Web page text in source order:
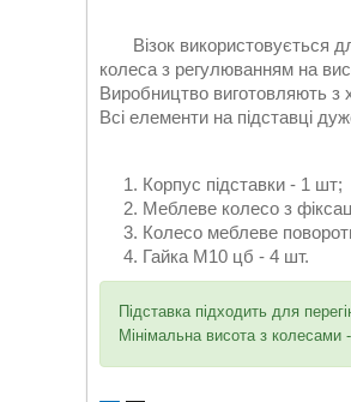
Візок використовується
колеса з регулюванням на
Виробництво виготовляють з
Всі елементи на підставці
Корпус підставки - 1 шт;
Меблеве колесо з
Колесо меблеве
Гайка М10 цб - 4 шт.
Підставка підходить для
Мінімальна висота з колесами